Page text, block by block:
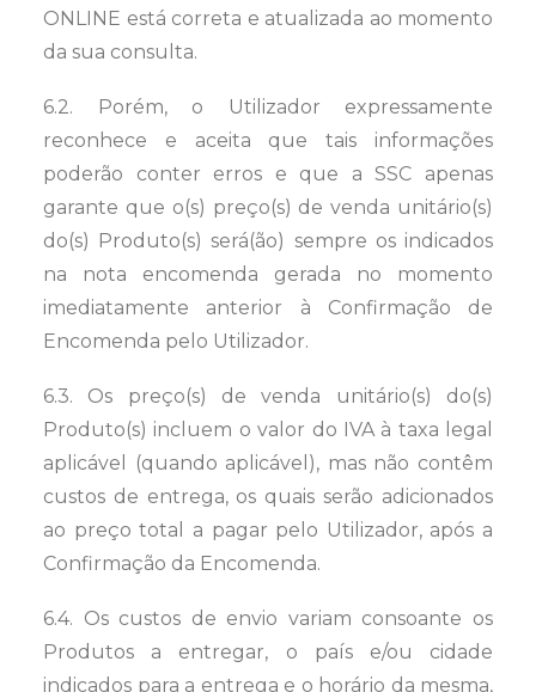
ONLINE está correta e atualizada ao momento
da sua consulta.
6.2. Porém, o Utilizador expressamente
reconhece e aceita que tais informações
poderão conter erros e que a SSC apenas
garante que o(s) preço(s) de venda unitário(s)
do(s) Produto(s) será(ão) sempre os indicados
na nota encomenda gerada no momento
imediatamente anterior à Confirmação de
Encomenda pelo Utilizador.
6.3. Os preço(s) de venda unitário(s) do(s)
Produto(s) incluem o valor do IVA à taxa legal
aplicável (quando aplicável), mas não contêm
custos de entrega, os quais serão adicionados
ao preço total a pagar pelo Utilizador, após a
Confirmação da Encomenda.
6.4. Os custos de envio variam consoante os
Produtos a entregar, o país e/ou cidade
indicados para a entrega e o horário da mesma,